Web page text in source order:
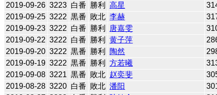
2019-09-26 3223 白番 勝利 高星
2019-09-25 3222 黒番 敗北 李赫
2019-09-23 3222 白番 勝利 唐嘉雯
2019-09-22 3222 白番 勝利 黄子萍
2019-09-20 3222 黒番 勝利 陶然
2019-09-19 3222 黒番 勝利 方若曦
2019-09-08 3221 黒番 敗北 赵奕斐
2019-08-28 3220 白番 敗北 潘阳